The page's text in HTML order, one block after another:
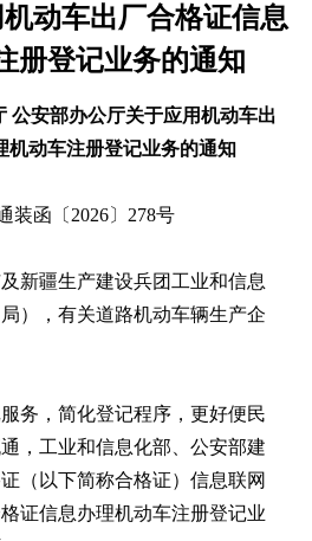
动车出厂合格证信息
册登记业务的通知
公安部办公厅关于应用机动车出
机动车注册登记业务的通知
装函〔2026〕278号
新疆生产建设兵团工业和信息
），有关道路机动车辆生产企
务，简化登记程序，更好便民
，工业和信息化部、公安部建
（以下简称合格证）信息联网
证信息办理机动车注册登记业